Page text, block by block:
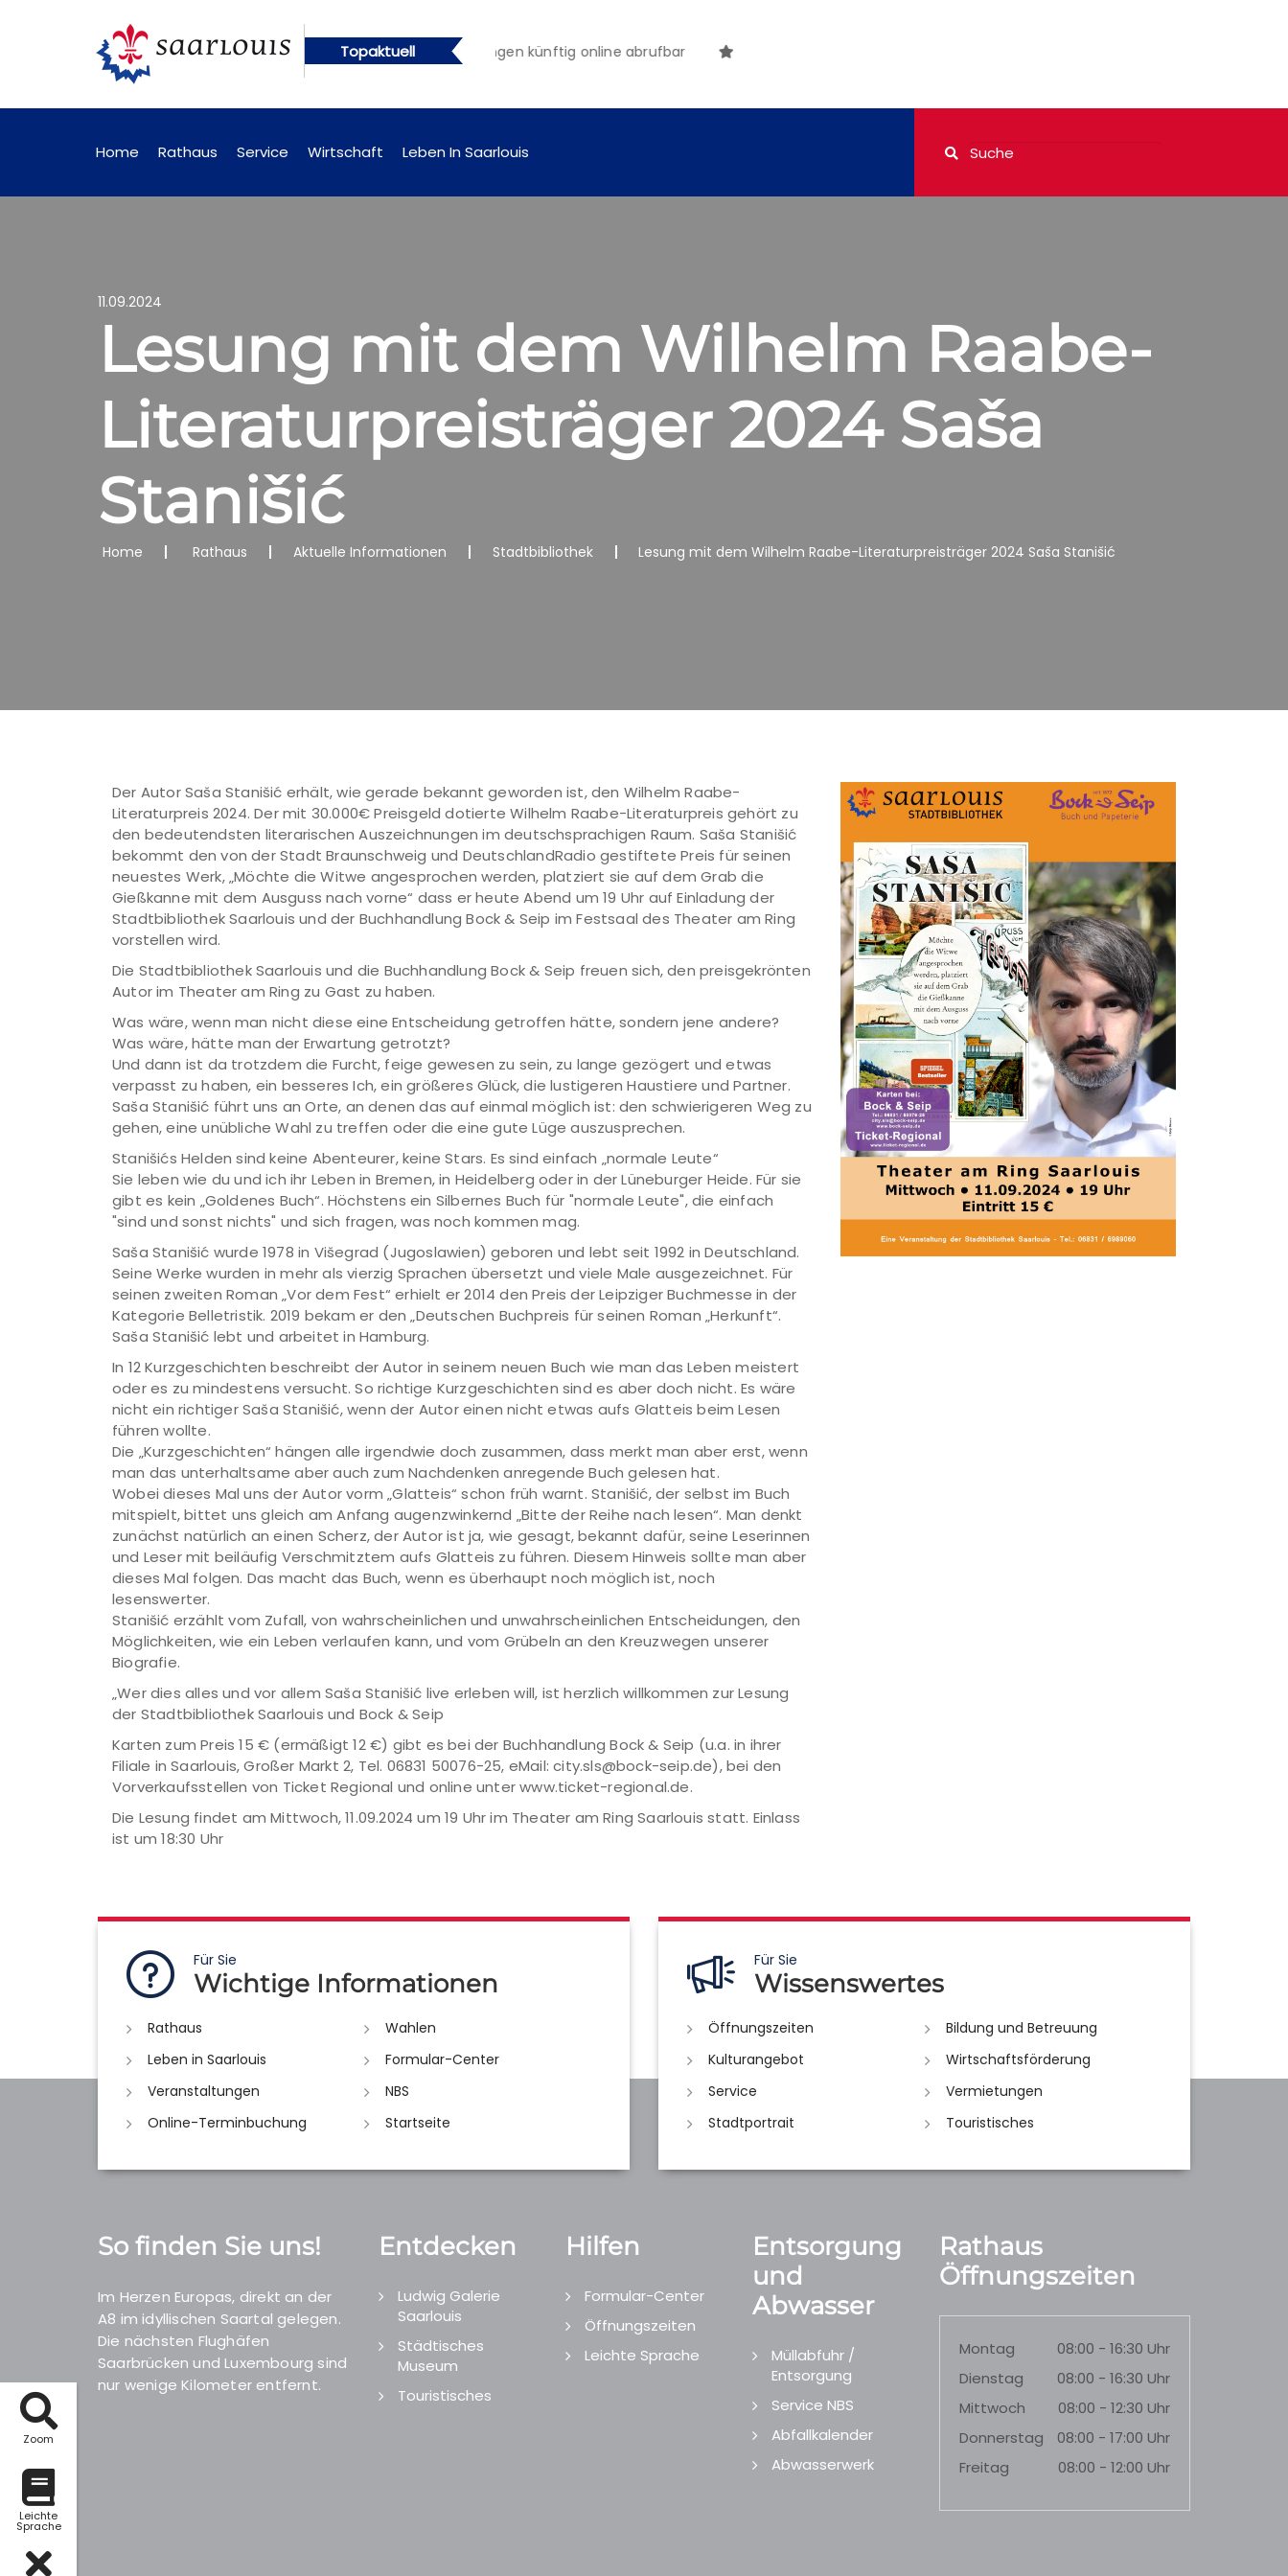
Zoom
Leichte
Sprache
Topaktuell
künftig online abrufbar Öffentliche Bekanntmachungen künftig online abrufbar
Home Rathaus Service Wirtschaft Leben In Saarlouis
11.09.2024
Lesung mit dem Wilhelm Raabe-
Literaturpreisträger 2024 Saša
Stanišić
Home Rathaus Aktuelle Informationen Stadtbibliothek Lesung mit dem Wilhelm Raabe-Literaturpreisträger 2024 Saša Stanišić
Der Autor Saša Stanišić erhält, wie gerade bekannt geworden ist, den Wilhelm Raabe-
Literaturpreis 2024. Der mit 30.000€ Preisgeld dotierte Wilhelm Raabe-Literaturpreis gehört zu
den bedeutendsten literarischen Auszeichnungen im deutschsprachigen Raum. Saša Stanišić
bekommt den von der Stadt Braunschweig und DeutschlandRadio gestiftete Preis für seinen
neuestes Werk, „Möchte die Witwe angesprochen werden, platziert sie auf dem Grab die
Gießkanne mit dem Ausguss nach vorne“ dass er heute Abend um 19 Uhr auf Einladung der
Stadtbibliothek Saarlouis und der Buchhandlung Bock & Seip im Festsaal des Theater am Ring
vorstellen wird.
Die Stadtbibliothek Saarlouis und die Buchhandlung Bock & Seip freuen sich, den preisgekrönten
Autor im Theater am Ring zu Gast zu haben.
Was wäre, wenn man nicht diese eine Entscheidung getroffen hätte, sondern jene andere?
Was wäre, hätte man der Erwartung getrotzt?
Und dann ist da trotzdem die Furcht, feige gewesen zu sein, zu lange gezögert und etwas
verpasst zu haben, ein besseres Ich, ein größeres Glück, die lustigeren Haustiere und Partner.
Saša Stanišić führt uns an Orte, an denen das auf einmal möglich ist: den schwierigeren Weg zu
gehen, eine unübliche Wahl zu treffen oder die eine gute Lüge auszusprechen.
Stanišićs Helden sind keine Abenteurer, keine Stars. Es sind einfach „normale Leute“
Sie leben wie du und ich ihr Leben in Bremen, in Heidelberg oder in der Lüneburger Heide. Für sie
gibt es kein „Goldenes Buch“. Höchstens ein Silbernes Buch für "normale Leute", die einfach
"sind und sonst nichts" und sich fragen, was noch kommen mag.
Saša Stanišić wurde 1978 in Višegrad (Jugoslawien) geboren und lebt seit 1992 in Deutschland.
Seine Werke wurden in mehr als vierzig Sprachen übersetzt und viele Male ausgezeichnet. Für
seinen zweiten Roman „Vor dem Fest“ erhielt er 2014 den Preis der Leipziger Buchmesse in der
Kategorie Belletristik. 2019 bekam er den „Deutschen Buchpreis für seinen Roman „Herkunft“.
Saša Stanišić lebt und arbeitet in Hamburg.
In 12 Kurzgeschichten beschreibt der Autor in seinem neuen Buch wie man das Leben meistert
oder es zu mindestens versucht. So richtige Kurzgeschichten sind es aber doch nicht. Es wäre
nicht ein richtiger Saša Stanišić, wenn der Autor einen nicht etwas aufs Glatteis beim Lesen
führen wollte.
Die „Kurzgeschichten“ hängen alle irgendwie doch zusammen, dass merkt man aber erst, wenn
man das unterhaltsame aber auch zum Nachdenken anregende Buch gelesen hat.
Wobei dieses Mal uns der Autor vorm „Glatteis“ schon früh warnt. Stanišić, der selbst im Buch
mitspielt, bittet uns gleich am Anfang augenzwinkernd „Bitte der Reihe nach lesen“. Man denkt
zunächst natürlich an einen Scherz, der Autor ist ja, wie gesagt, bekannt dafür, seine Leserinnen
und Leser mit beiläufig Verschmitztem aufs Glatteis zu führen. Diesem Hinweis sollte man aber
dieses Mal folgen. Das macht das Buch, wenn es überhaupt noch möglich ist, noch
lesenswerter.
Stanišić erzählt vom Zufall, von wahrscheinlichen und unwahrscheinlichen Entscheidungen, den
Möglichkeiten, wie ein Leben verlaufen kann, und vom Grübeln an den Kreuzwegen unserer
Biografie.
„Wer dies alles und vor allem Saša Stanišić live erleben will, ist herzlich willkommen zur Lesung
der Stadtbibliothek Saarlouis und Bock & Seip
Karten zum Preis 15 € (ermäßigt 12 €) gibt es bei der Buchhandlung Bock & Seip (u.a. in ihrer
Filiale in Saarlouis, Großer Markt 2, Tel. 06831 50076-25, eMail: city.sls@bock-seip.de), bei den
Vorverkaufsstellen von Ticket Regional und online unter www.ticket-regional.de.
Die Lesung findet am Mittwoch, 11.09.2024 um 19 Uhr im Theater am Ring Saarlouis statt. Einlass
ist um 18:30 Uhr
Für Sie
Wichtige Informationen
Rathaus
Wahlen
Leben in Saarlouis
Formular-Center
Veranstaltungen
NBS
Online-Terminbuchung
Startseite
Für Sie
Wissenswertes
Öffnungszeiten
Bildung und Betreuung
Kulturangebot
Wirtschaftsförderung
Service
Vermietungen
Stadtportrait
Touristisches
So finden Sie uns!
Im Herzen Europas, direkt an der
A8 im idyllischen Saartal gelegen.
Die nächsten Flughäfen
Saarbrücken und Luxembourg sind
nur wenige Kilometer entfernt.
Entdecken
Ludwig Galerie
Saarlouis
Städtisches
Museum
Touristisches
Hilfen
Formular-Center
Öffnungszeiten
Leichte Sprache
Entsorgung
und
Abwasser
Müllabfuhr /
Entsorgung
Service NBS
Abfallkalender
Abwasserwerk
Rathaus
Öffnungszeiten
Montag
08:00 - 16:30 Uhr
Dienstag
08:00 - 16:30 Uhr
Mittwoch
08:00 - 12:30 Uhr
Donnerstag
08:00 - 17:00 Uhr
Freitag
08:00 - 12:00 Uhr